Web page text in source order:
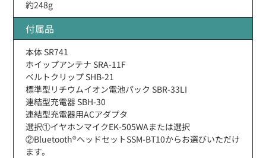
約248g
付属品
本体 SR741
ホイップアンテナ SRA-11F
ベルトクリップ SHB-21
標準型リチウムイオン電池パック SBR-33LI
連結型充電器 SBH-30
連結型充電器用ACアダプタ
選択①イヤホンマイクEK-505WAまたは選択
②Bluetooth®ヘッドセットSSM-BT10からお選びいただけ
ます。